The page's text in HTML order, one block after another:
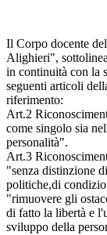
Il Corpo docente
Alighieri",
in continuità con la
seguenti articoli
riferimento:
Art.2
come singolo sia
personalità".
Art.3
"senza distinzione
politiche,di
"rimuovere gli
di fatto la libertà e
sviluppo della